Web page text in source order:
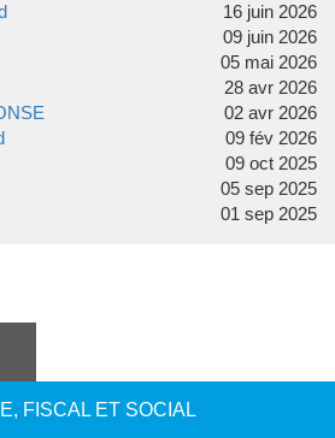
16 juin 2026
09 juin 2026
05 mai 2026
28 avr 2026
02 avr 2026
09 fév 2026
09 oct 2025
05 sep 2025
01 sep 2025
FISCAL ET SOCIAL